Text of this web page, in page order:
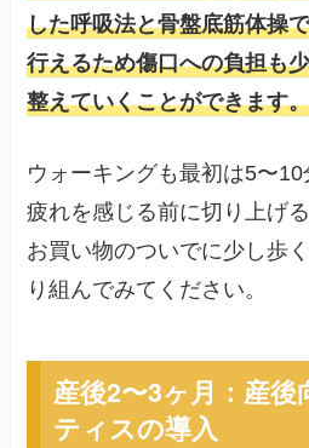
した呼吸法と骨盤底筋体操
行えるため傷口への負担も
整えていくことができます
ウォーキングも最初は5〜10
疲れを感じる前に切り上げ
お買い物のついでに少し歩
り組んでみてください。
産後2〜3ヶ月：産
ティスの導入